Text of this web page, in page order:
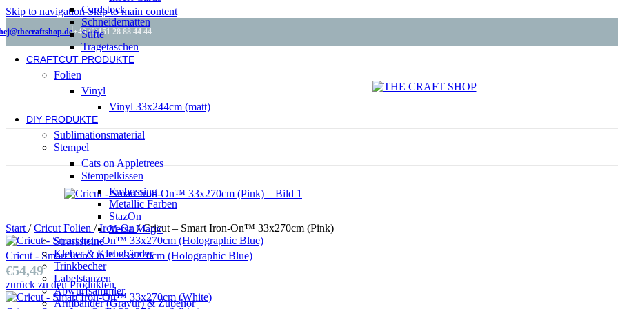
Skip to navigationSkip to main content
+49 (0)151 28 88 44 44
Cardstock
Schneidematten
Stifte
Tragetaschen
CRAFTCUT PRODUKTE
Folien
Vinyl
Vinyl 33x244cm (matt)
DIY PRODUKTE
Sublimationsmaterial
Stempel
Cats on Appletrees
Stempelkissen
Embossing
Metallic Farben
StazOn
Versa Magic
Strasssteine
Kleber & Klebebänder
Trinkbecher
Labelstanzen
Abwurfsammler
Armbänder (Gravur) & Zubehör
Start / Cricut Folien / Iron-On/ Cricut – Smart Iron-On™ 33x270cm (Pink)
Cricut - Smart Iron-On™ 33x270cm (Holographic Blue)
€54,49
zurück zu den Produkten